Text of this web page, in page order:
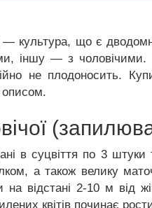
— культура, що є
іншу — з чоловічими.
не плодоносить.
в суцвіття по 3
а також велику
відстані 2-10 м від
квітів починає